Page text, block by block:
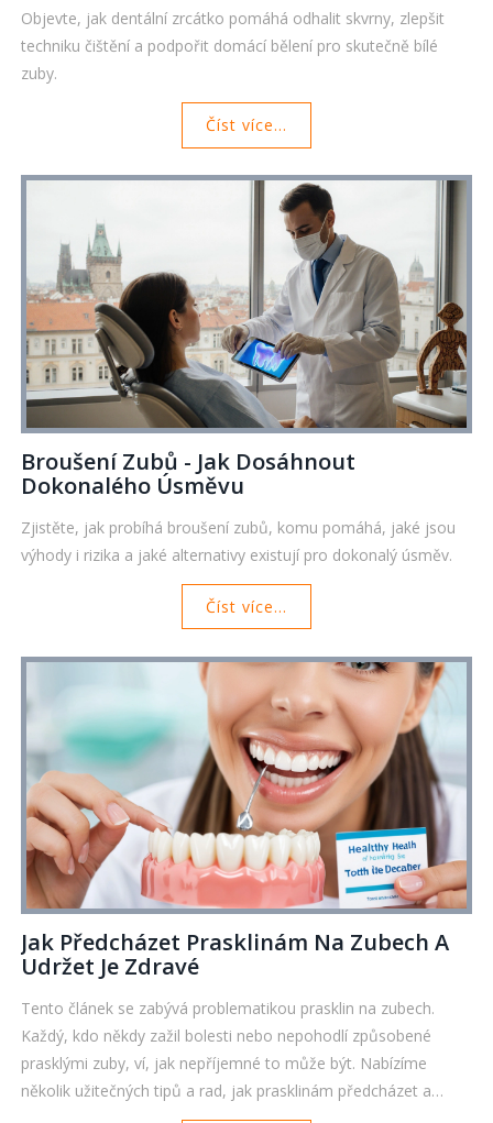
Objevte, jak dentální zrcátko pomáhá odhalit skvrny, zlepšit
techniku čištění a podpořit domácí bělení pro skutečně bílé
zuby.
Číst více...
Broušení Zubů - Jak Dosáhnout
Dokonalého Úsměvu
Zjistěte, jak probíhá broušení zubů, komu pomáhá, jaké jsou
výhody i rizika a jaké alternativy existují pro dokonalý úsměv.
Číst více...
Jak Předcházet Prasklinám Na Zubech A
Udržet Je Zdravé
Tento článek se zabývá problematikou prasklin na zubech.
Každý, kdo někdy zažil bolesti nebo nepohodlí způsobené
prasklými zuby, ví, jak nepříjemné to může být. Nabízíme
několik užitečných tipů a rad, jak prasklinám předcházet a